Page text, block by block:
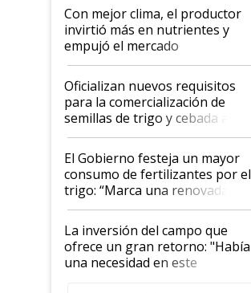
Con mejor clima, el productor
invirtió más en nutrientes y
empujó el mercado
Oficializan nuevos requisitos
para la comercialización de
semillas de trigo y cebada a
granel
El Gobierno festeja un mayor
consumo de fertilizantes por el
trigo: “Marca una renovada
confianza de los productores”
La inversión del campo que
ofrece un gran retorno: "Había
una necesidad en este